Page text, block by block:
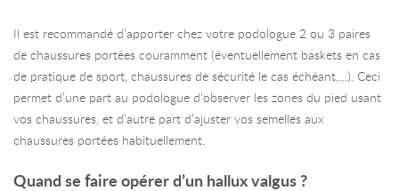
Il est recommandé d’apporter chez votre podologue 2 ou 3 paires
de chaussures portées couramment (éventuellement baskets en cas
de pratique de sport, chaussures de sécurité le cas échéant,…). Ceci
permet d’une part au podologue d’observer les zones du pied usant
vos chaussures, et d’autre part d’ajuster vos semelles aux
chaussures portées habituellement.
Quand se faire opérer d’un hallux valgus ?